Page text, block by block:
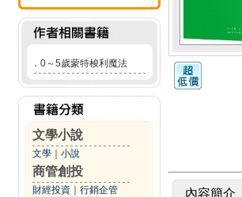
． 0～5歲蒙特梭利魔法
文學小說
文學 小說
商管創投
財經投資 行銷企管 內容簡介